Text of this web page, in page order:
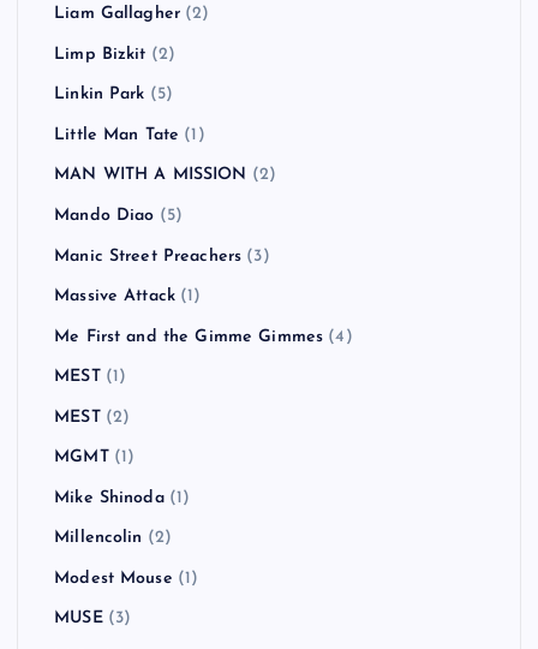
Liam Gallagher (2)
Limp Bizkit (2)
Linkin Park (5)
Little Man Tate (1)
MAN WITH A MISSION (2)
Mando Diao (5)
Manic Street Preachers (3)
Massive Attack (1)
Me First and the Gimme Gimmes (4)
MEST(1)
MEST(2)
MGMT(1)
Mike Shinoda(1)
Millencolin (2)
Modest Mouse (1)
MUSE(3)